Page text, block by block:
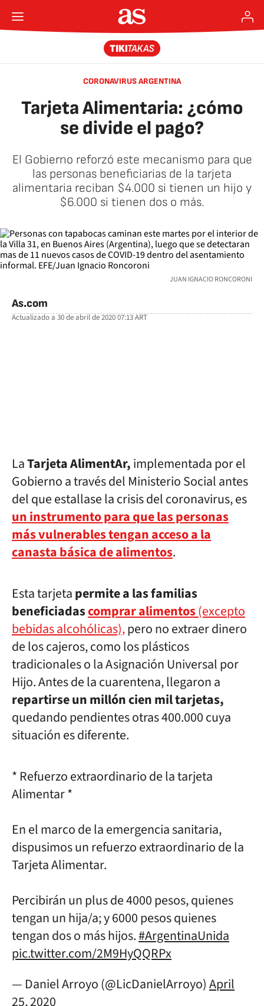
CORONAVIRUS ARGENTINA
Tarjeta Alimentaria: ¿cómo
se divide el pago?
El Gobierno reforzó este mecanismo para que
las personas beneficiarias de la tarjeta
alimentaria reciban $4.000 si tienen un hijo y
$6.000 si tienen dos o más.
JUAN IGNACIO RONCORONI
As.com
Actualizado a30 de abril de 2020 07:13ART
LaTarjeta AlimentAr,implementada por el
Gobierno a través del Ministerio Social antes
del que estallase la crisis del coronavirus, es
un instrumento para que las personas
más vulnerables tengan acceso a la
canasta básica de alimentos.
Esta tarjetapermite a las familias
beneficiadascomprar alimentos(excepto
bebidas alcohólicas),pero no extraer dinero
de los cajeros, como los plásticos
tradicionales o la Asignación Universal por
Hijo. Antes de la cuarentena, llegaron a
repartirse un millón cien mil tarjetas,
quedando pendientes otras 400.000 cuya
situación es diferente.
* Refuerzo extraordinario de la tarjeta
Alimentar *
En el marco de la emergencia sanitaria,
dispusimos un refuerzo extraordinario de la
Tarjeta Alimentar.
Percibirán un plus de 4000 pesos, quienes
tengan un hija/a; y 6000 pesos quienes
tengan dos o más hijos.#ArgentinaUnida
pic.twitter.com/2M9HyQQRPx
— Daniel Arroyo (@LicDanielArroyo)April
25, 2020